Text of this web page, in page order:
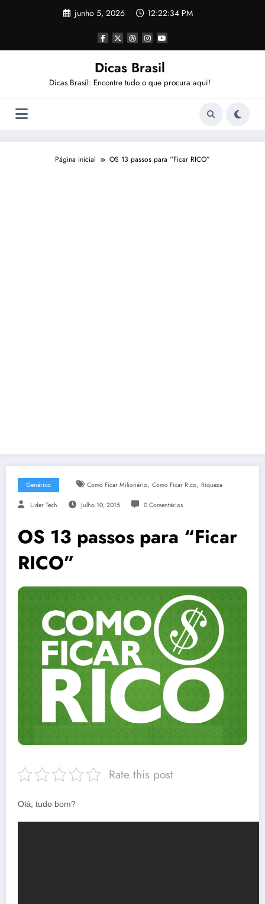
junho 5, 2026 12:22:35 PM
Dicas Brasil
Dicas Brasil: Encontre tudo o que procura aqui!
Página inicial OS 13 passos para “Ficar RICO”
Genérico Como Ficar Milionário, Como Ficar Rico, Riqueza
Lider Tech Julho 10, 2015 0 Comentários
OS 13 passos para “Ficar
RICO”
Rate this post
Olá, tudo bom?